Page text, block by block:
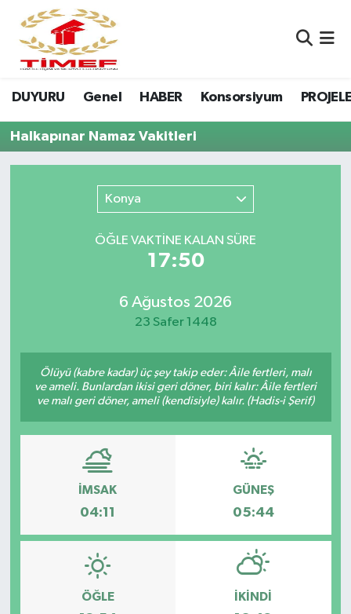
DUYURU Genel HABER Konsorsiyum
Halkapınar Namaz Vakitleri
Konya
ÖĞLE VAKTİNE KALAN SÜRE
17:50
6 Ağustos 2026
23 Safer 1448
Ölüyü (kabre kadar) üç şey takip eder: Âile fertleri, malı
ve ameli. Bunlardan ikisi geri döner, biri kalır: Âile fertleri
ve malı geri döner, ameli (kendisiyle) kalır. (Hadis-i Şerif)
İMSAK
04:11
GÜNEŞ
05:44
ÖĞLE İKINDI
Anasayfa Kutu
Anasayfa Manşet
Canlı Yayın
Konsorsiyum
PROJECTS
PROJELER
YEREL MEDYA RAPORU
Nöbetçi Eczaneler
Hava Durumu
Namaz Vakitleri
Son Dakika Haberleri